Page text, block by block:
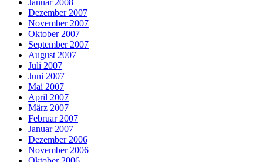
Januar 2008
Dezember 2007
November 2007
Oktober 2007
September 2007
August 2007
Juli 2007
Juni 2007
Mai 2007
April 2007
März 2007
Februar 2007
Januar 2007
Dezember 2006
November 2006